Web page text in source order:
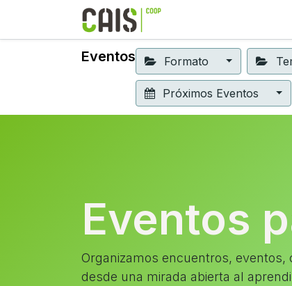
Eventos Formato
Próximos Eventos
Eventos
Organizamos encuentros,
desde una mirada abierta al